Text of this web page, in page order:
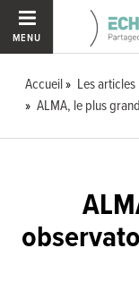
MENU
Accueil
Les articles
ALMA, le plus